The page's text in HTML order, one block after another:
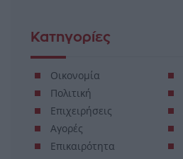
Κατηγορίες
Οικονομία
Πολιτική
Επιχειρήσεις
Αγορές
Επικαιρότητα